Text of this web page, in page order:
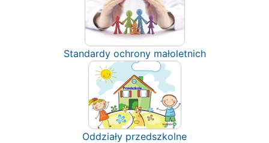
Standardy ochrony małoletnich
Oddziały przedszkolne